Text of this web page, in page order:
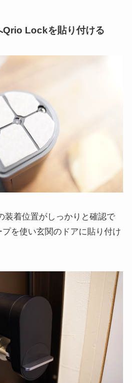
Qrio Lockを貼り付ける
装着位置がしっかりと確認で
を使い玄関のドアに貼り付け